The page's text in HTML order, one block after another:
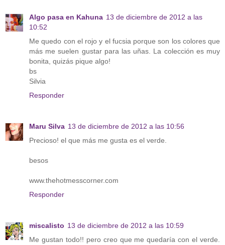
Algo pasa en Kahuna 13 de diciembre de 2012 a las
10:52
Me quedo con el rojo y el fucsia porque son los colores que
más me suelen gustar para las uñas. La colección es muy
bonita, quizás pique algo!
bs
Silvia
Responder
Maru Silva 13 de diciembre de 2012 a las 10:56
Precioso! el que más me gusta es el verde.
besos
www.thehotmesscorner.com
Responder
miscalisto 13 de diciembre de 2012 a las 10:59
Me gustan todo!! pero creo que me quedaría con el verde.